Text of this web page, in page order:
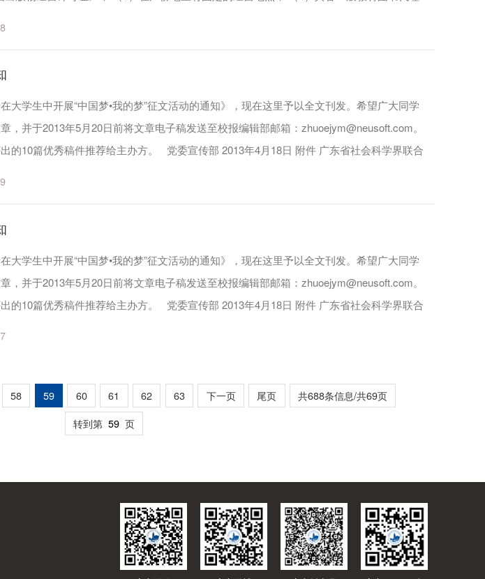
大学生中开展“中国梦•我的梦”征文活动的通知》，现在这里予以全文刊发。希望广大同学
并于2013年5月20日前将文章电子稿发送至校报编辑部邮箱：zhuoejym@neusoft.com。
的10篇优秀稿件推荐给主办方。 党委宣传部 2013年4月18日 附件 广东省社会科学界联合
大学生中开展“中国梦•我的梦”征文活动的通知》，现在这里予以全文刊发。希望广大同学
并于2013年5月20日前将文章电子稿发送至校报编辑部邮箱：zhuoejym@neusoft.com。
的10篇优秀稿件推荐给主办方。 党委宣传部 2013年4月18日 附件 广东省社会科学界联合
58 59 60 61 62 63 下一页 尾页
共688条信息/共69页
转到第
页